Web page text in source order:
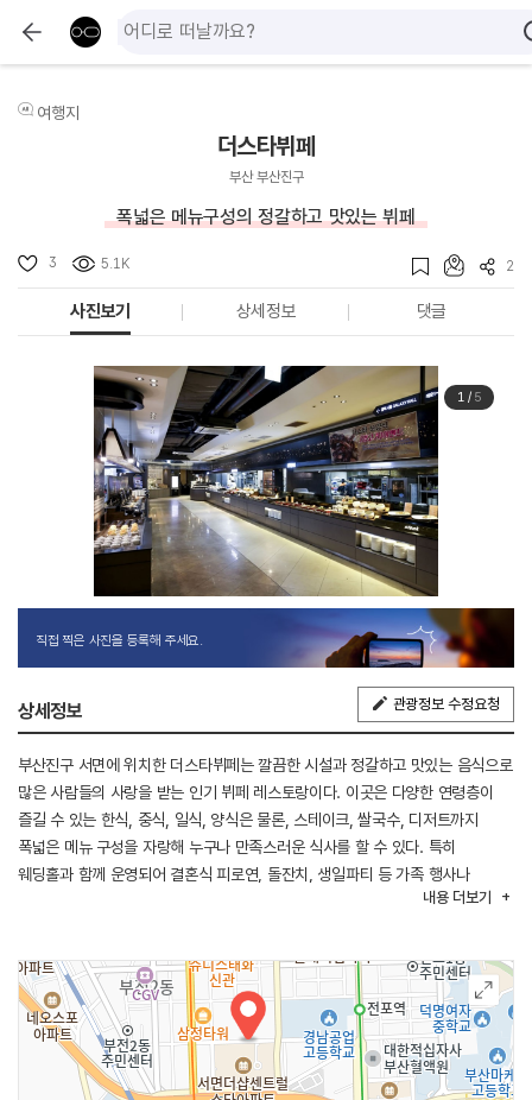
여행지
더스타뷔페
부산 부산진구
폭넓은 메뉴구성의 정갈하고 맛있는 뷔페
3 5.1K 2
사진보기 상세정보 댓글
1/ 5
직접 찍은 사진을 등록해 주세요.
상세정보 관광정보 수정요청
부산진구 서면에 위치한 더스타뷔페는 깔끔한 시설과 정갈하고 맛있는 음식으로
많은 사람들의 사랑을 받는 인기 뷔페 레스토랑이다. 이곳은 다양한 연령층이
즐길 수 있는 한식, 중식, 일식, 양식은 물론, 스테이크, 쌀국수, 디저트까지
폭넓은 메뉴 구성을 자랑해 누구나 만족스러운 식사를 할 수 있다. 특히
웨딩홀과 함께 운영되어 결혼식 피로연, 돌잔치, 생일파티 등 가족 행사나
기념일을 축하하는 장소로 자주 이용된다. 여러 매체를 통해 영화배우 정준호가
곳이라는 점에서 색다른 경험을 원하는 방문객들에게도 인기를 끌고 있다.
매장은 월요일과 화요일에는 정기 휴무이며, 주말이나 공휴일에는 행사나 예약
상황에 따라 이용 시간이 달라질 수 있으므로 방문 전 확인이 필요하다. 넓고
쾌적한 실내 분위기와 더불어 품질 높은 음식이 어우러져 특별한 날을 더욱
뜻깊게 만들어주는 장소이다.
내용 더보기